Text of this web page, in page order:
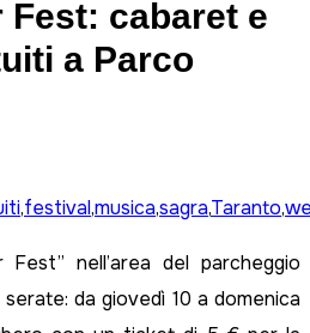
Fest: cabaret e
a Parco
,festival,musica,sagra,Taranto,
nell’area del parcheggio
da giovedì 10 a domenica